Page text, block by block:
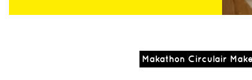
Makathon Circulair